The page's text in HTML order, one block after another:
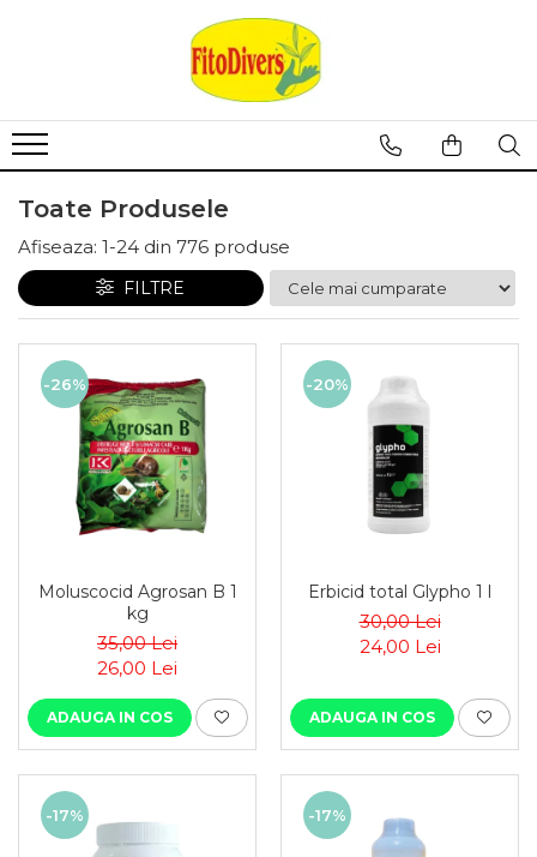
Toate Produsele
Afiseaza: 1-24 din 776 produse
FILTRE
-26%
Moluscocid Agrosan B 1
kg
35,00 Lei
26,00 Lei
ADAUGA IN COS
-20%
Erbicid total Glypho 1 l
30,00 Lei
24,00 Lei
ADAUGA IN COS
-17% -17%